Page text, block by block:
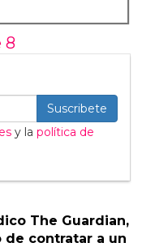
8
Suscribete
y la política de
The Guardian,
de contratar a un